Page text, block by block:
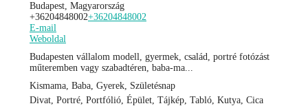
Budapest, Magyarország
+36204848002+36204848002
E-mail
Weboldal
Budapesten vállalom modell, gyermek, család, portré fotózást
műteremben vagy szabadtéren, baba-ma...
Kismama, Baba, Gyerek, Születésnap
Divat, Portré, Portfólió, Épület, Tájkép, Tabló, Kutya, Cica